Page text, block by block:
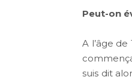
Peut-on
A l’âge
suis dit